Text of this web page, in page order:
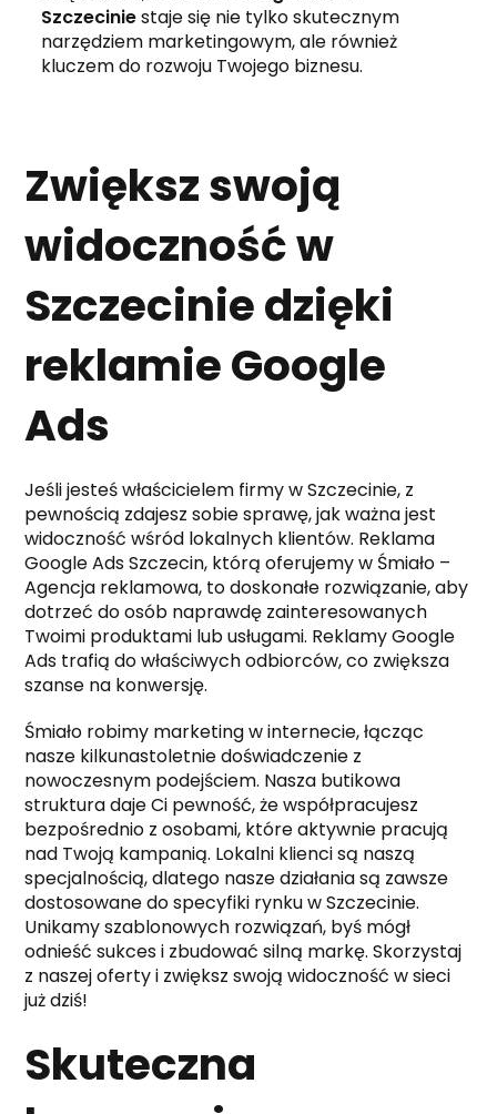
Szczeciniestaje się nie tylko skutecznym
narzędziem marketingowym, ale również
kluczem do rozwoju Twojego biznesu.
Zwiększ swoją
widoczność w
Szczecinie dzięki
reklamie Google
Ads
Jeśli jesteś właścicielem firmy w Szczecinie, z
pewnością zdajesz sobie sprawę, jak ważna jest
widoczność wśród lokalnych klientów. Reklama
Google Ads Szczecin, którą oferujemy w Śmiało –
Agencja reklamowa, to doskonałe rozwiązanie, aby
dotrzeć do osób naprawdę zainteresowanych
Twoimi produktami lub usługami. Reklamy Google
Ads trafią do właściwych odbiorców, co zwiększa
szanse na konwersję.
Śmiało robimy marketing w internecie, łącząc
nasze kilkunastoletnie doświadczenie z
nowoczesnym podejściem. Nasza butikowa
struktura daje Ci pewność, że współpracujesz
bezpośrednio z osobami, które aktywnie pracują
nad Twoją kampanią. Lokalni klienci są naszą
specjalnością, dlatego nasze działania są zawsze
dostosowane do specyfiki rynku w Szczecinie.
Unikamy szablonowych rozwiązań, byś mógł
odnieść sukces i zbudować silną markę. Skorzystaj
z naszej oferty i zwiększ swoją widoczność w sieci
już dziś!
Skuteczna